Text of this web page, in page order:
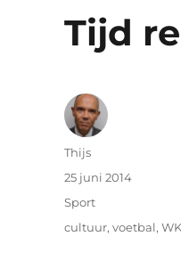
Tijd
Auteur
Thijs
Geplaatst
25 juni 2014
Categorieën
Sport
Tags
cultuur, voetbal, WK